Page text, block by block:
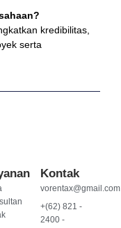
kredibilitas,
serta
Kontak
vorentax@gmail.com
+(62) 821 -
2400 -